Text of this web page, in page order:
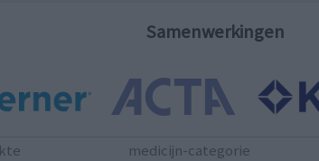
Samenwerkingen
medicijn-categorie